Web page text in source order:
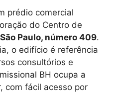
prédio comercial
do Centro de
Paulo, número 409.
o edifício é referência
consultórios e
BH ocupa a
com fácil acesso por